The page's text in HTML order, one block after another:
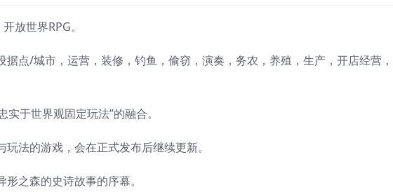
放世界RPG。
据点/城市，运营，装修，钓鱼，偷窃，演奏，务农，养殖，生产，开店经营
实于世界观固定玩法”的融合。
法的游戏，会在正式发布后继续更新。
之森的史诗故事的序幕。